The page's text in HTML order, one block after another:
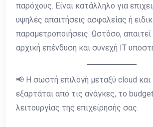
παρόχους. Είναι κατάλληλο για
υψηλές απαιτήσεις ασφαλείας ή
παραμετροποιήσεις. Ωστόσο,
αρχική επένδυση και συνεχή IT
📢 Η σωστή επιλογή μεταξύ cloud
εξαρτάται από τις ανάγκες, το
λειτουργίας της επιχείρησής σας.